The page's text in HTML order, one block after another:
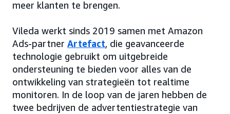
meer klanten te brengen.
Vileda werkt sinds 2019 samen met Amazon
Ads-partner Artefact, die geavanceerde
technologie gebruikt om uitgebreide
ondersteuning te bieden voor alles van de
ontwikkeling van strategieën tot realtime
monitoren. In de loop van de jaren hebben de
twee bedrijven de advertentiestrategie van